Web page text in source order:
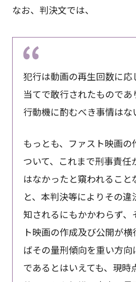
なお、判決文では、
犯行は動画の再生回数に応
当てで敢行されたものであ
行動機に酌むべき事情はな
もっとも、ファスト映画の
ついて、これまで刑事責任
はなかったと窺われること
と、本判決等によりその違
知されるにもかかわらず、
ト映画の作成及び公開が
ばその量刑傾向を重い方向
であるとはいえても、現時